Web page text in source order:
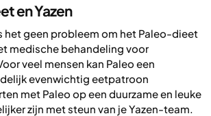
en Yazen
het geen probleem om het Paleo-dieet
medische behandeling voor
veel mensen kan Paleo een
evenwichtig eetpatroon
met Paleo op een duurzame en leuke
zijn met steun van je Yazen-team.